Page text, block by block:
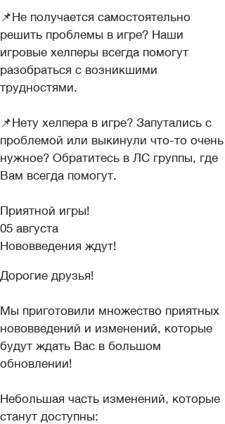
📌Не получается самостоятельно
решить проблемы в игре? Наши
игровые хелперы всегда помогут
разобраться с возникшими
трудностями.
📌Нету хелпера в игре? Запутались с
проблемой или выкинули что-то очень
нужное? Обратитесь в ЛС группы, где
Вам всегда помогут.
Приятной игры!
05 августа
Нововведения ждут!
Дорогие друзья!
Мы приготовили множество приятных
нововведений и изменений, которые
будут ждать Вас в большом
обновлении!
Небольшая часть изменений, которые
станут доступны: